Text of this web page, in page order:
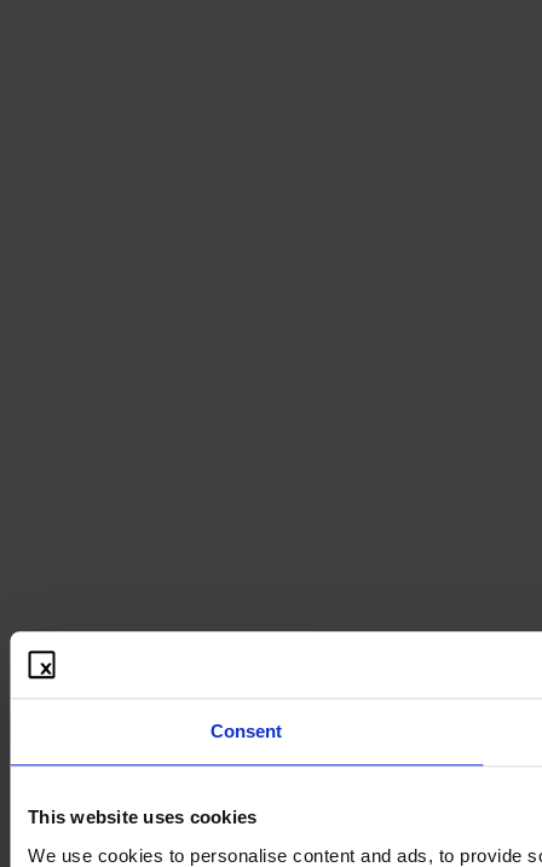
Consent
This website uses cookies
We use cookies to personalise content and ads, to provide